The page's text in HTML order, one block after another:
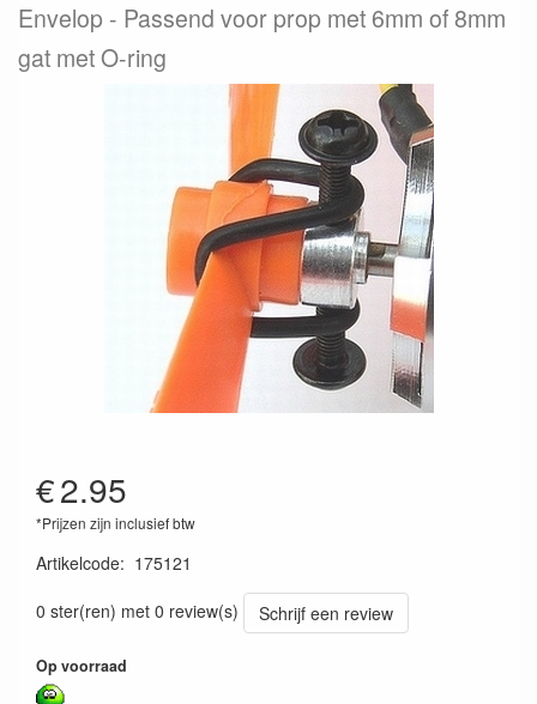
Envelop
Passend voor prop met 6mm of 8mm
gat met O-ring
€2.95
*Prijzen zijn inclusief btw
Artikelcode: 175121
0 ster(ren) met 0 review(s)
Schrijf een review
Op voorraad